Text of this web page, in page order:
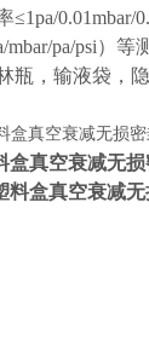
≤1pa/0.01mbar/
mbar/pa/psi）等
瓶，输液袋，
盒真空衰减无